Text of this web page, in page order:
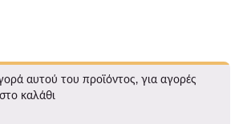
αυτού του προϊόντος, για αγορές
καλάθι